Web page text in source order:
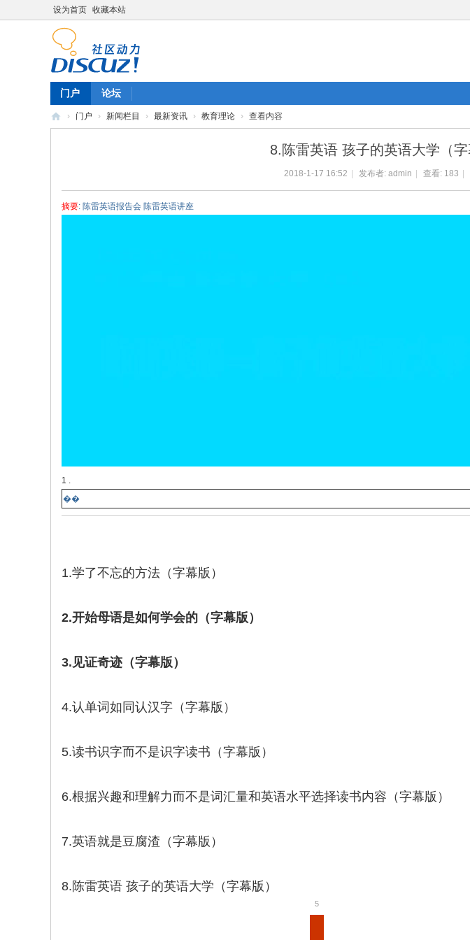
设为首页 收藏本站
门户 论坛
› 门户 › 新闻栏目 › 最新资讯 › 教育理论 › 查看内容
8.陈雷英语 孩子的英语大学（字
2018-1-17 16:52 发布者: admin 查看: 183
摘要: 陈雷英语报告会 陈雷英语讲座
1 .
��
1.学了不忘的方法（字幕版）
2.开始母语是如何学会的（字幕版）
3.见证奇迹（字幕版）
4.认单词如同认汉字（字幕版）
5.读书识字而不是识字读书（字幕版）
6.根据兴趣和理解力而不是词汇量和英语水平选择读书内容（字幕版）
7.英语就是豆腐渣（字幕版）
8.陈雷英语 孩子的英语大学（字幕版）
5